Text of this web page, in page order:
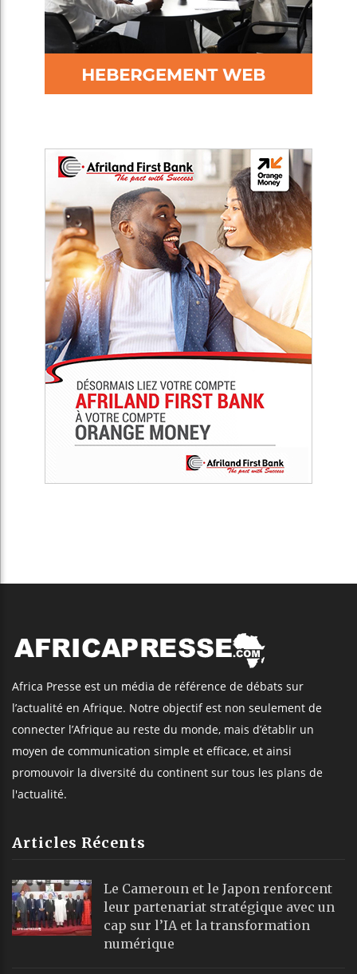
Africa Presse est un média de référence de débats sur
l’actualité en Afrique. Notre objectif est non seulement de
connecter l’Afrique au reste du monde, mais d’établir un
moyen de communication simple et efficace, et ainsi
promouvoir la diversité du continent sur tous les plans de
l'actualité.
Articles Récents
Le Cameroun et le Japon renforcent
leur partenariat stratégique avec un
cap sur l’IA et la transformation
numérique